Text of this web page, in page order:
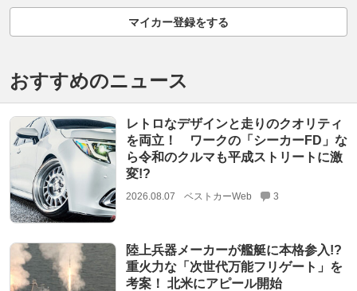
マイカー登録をする
おすすめのニュース
レトロなデザインと走りのクオリティ
を両立！ ワークの「シーカーFD」な
ら令和のクルマも平成ストリートに激
変!?
2026.08.07 ベストカーWeb 3
陸上兵器メーカーが艦艇に本格参入!?
重火力な「次世代万能フリゲート」を
考案！ 北米にアピール開始